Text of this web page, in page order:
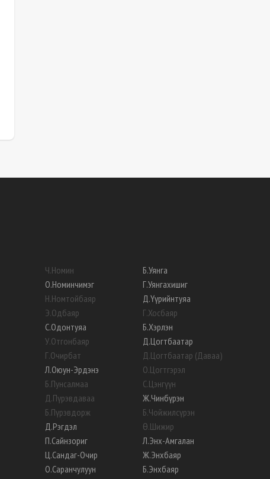
Ч.Номин
О.Номинчимэг
Н.Номтойбаяр
Э.Одбаяр
С.Одонтуяа
У.Отгонбаяр
Г.Очирбат
Л.Оюун-Эрдэнэ
Б.Пунсалмаа
Д.Пүрэвдаваа
Б.Пүрэвдорж
Д.Рэгдэл
П.Сайнзориг
Ц.Сандаг-Очир
О.Саранчулуун
Б.Уянга
Г.Уянгахишиг
Д.Үүрийнтуяа
Г.Хосбаяр
Б.Хэрлэн
Д.Цогтбаатар
Д.Цогтбаатар (Даваа)
О.Цогтгэрэл
С.Цэнгүүн
Ж.Чинбүрэн
Б.Чойжилсүрэн
Ө.Шижир
Л.Энх-Амгалан
Ж.Энхбаяр
Б.Энхбаяр